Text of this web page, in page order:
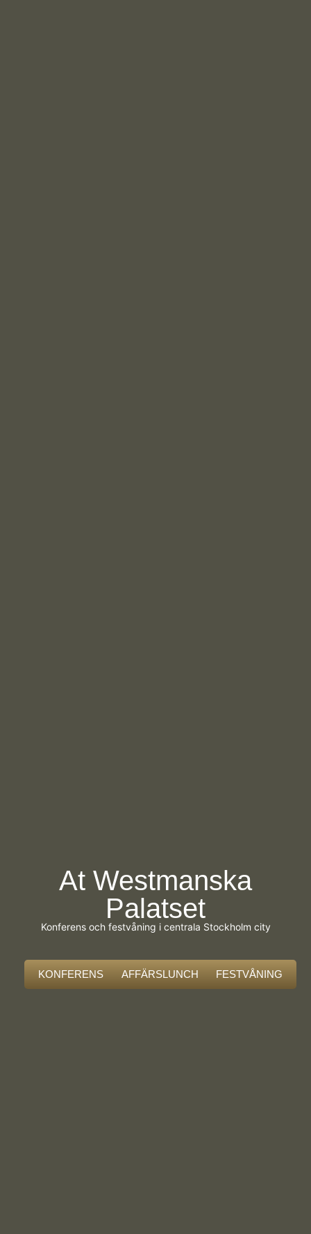
At Westmanska
Palatset
Konferens och festvåning i centrala Stockholm city
KONFERENS AFFÄRSLUNCH FESTVÅNING